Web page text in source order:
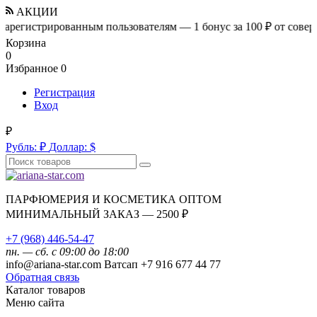
АКЦИИ
пользователям — 1 бонус за 100 ₽ от
Корзина
0
Избранное 0
Регистрация
Вход
₽
Рубль: ₽ Доллар: $
ПАРФЮМЕРИЯ И КОСМЕТИКА ОПТОМ
МИНИМАЛЬНЫЙ ЗАКАЗ — 2500 ₽
+7 (968) 446-54-47
пн. — сб. с 09:00 до 18:00
info@ariana-star.com Ватсап +7 916 677 44 77
Обратная связь
Каталог товаров
Меню сайта